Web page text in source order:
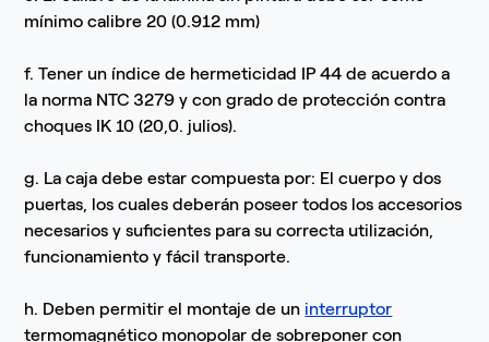
mínimo calibre 20 (0.912 mm)
f. Tener un índice de hermeticidad IP 44 de acuerdo a
la norma NTC 3279 y con grado de protección contra
choques IK 10 (20,0. julios).
g. La caja debe estar compuesta por: El cuerpo y dos
puertas, los cuales deberán poseer todos los accesorios
necesarios y suficientes para su correcta utilización,
funcionamiento y fácil transporte.
h. Deben permitir el montaje de uninterruptor
termomagnético monopolar de sobreponer con